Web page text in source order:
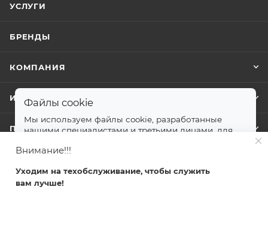
УСЛУГИ
БРЕНДЫ
КОМПАНИЯ
ИНФОРМАЦИЯ
ПОМОЩЬ
+7 499 372-04-62
Внимание!!!
Уходим на техобслуживание, чтобы служить
вам лучше!
Файлы cookie
Мы используем файлы cookie, разработанные
нашими специалистами и третьими лицами, для